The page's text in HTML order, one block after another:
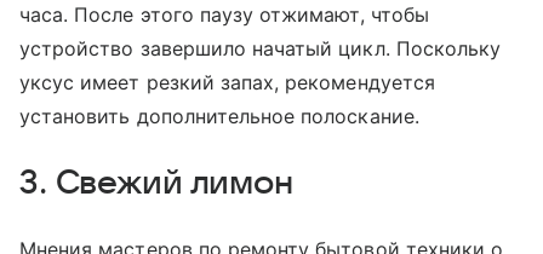
часа. После этого паузу отжимают, чтобы
устройство завершило начатый цикл. Поскольку
уксус имеет резкий запах, рекомендуется
установить дополнительное полоскание.
3. Свежий лимон
Мнения мастеров по ремонту бытовой техники о